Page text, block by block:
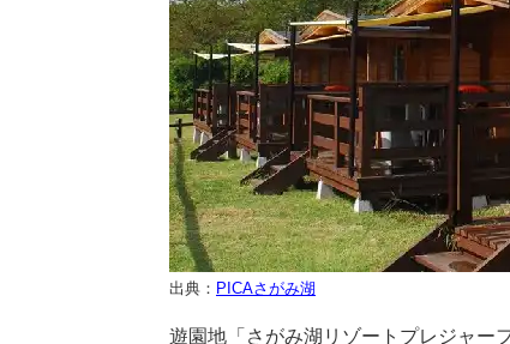
出典： PICAさがみ湖
遊園地「さがみ湖リゾートプレジャー